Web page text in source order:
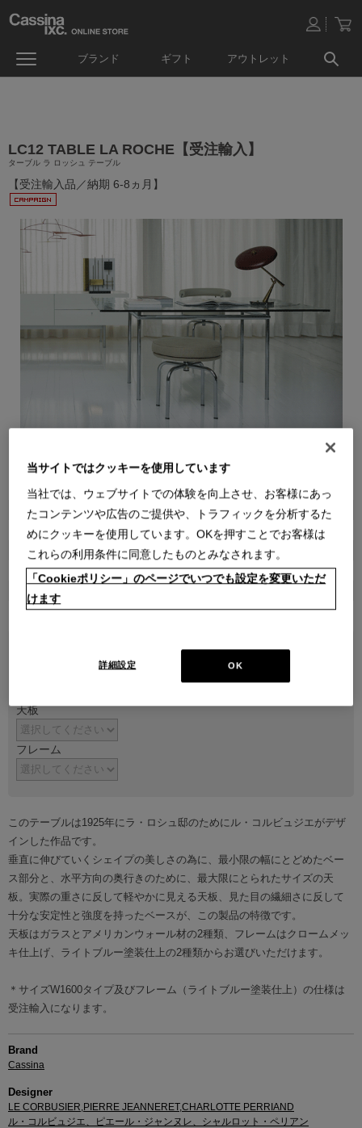
ブランド ギフト アウトレット
LC12 TABLE LA ROCHE【受注輸入】
ターブル ラ ロッシュ テーブル
【受注輸入品／納期 6-8ヵ月】
商品属性
家具
販売価格
￥742,500～ ￥1,445,400(通常価格 ￥825,000～￥1,606,000)
受注輸入
天板
フレーム
このテーブルは1925年にラ・ロシュ邸のためにル・コルビュジエがデザ
インした作品です。
垂直に伸びていくシェイプの美しさの為に、最小限の幅にとどめたベー
ス部分と、水平方向の奥行きのために、最大限にとられたサイズの天
板。実際の重さに反して軽やかに見える天板、見た目の繊細さに反して
十分な安定性と強度を持ったベースが、この製品の特徴です。
天板はガラスとアメリカンウォール材の2種類、フレームはクロームメッ
キ仕上げ、ライトブルー塗装仕上の2種類からお選びいただけます。
＊サイズW1600タイプ及びフレーム（ライトブルー塗装仕上）の仕様は
受注輸入になります。
Brand
Cassina
Designer
LE CORBUSIER,PIERRE JEANNERET,CHARLOTTE PERRIAND
ル・コルビュジエ、ピエール・ジャンヌレ、シャルロット・ペリアン
当サイトではクッキーを使用しています
当社では、ウェブサイトでの体験を向上させ、お客様にあっ
たコンテンツや広告のご提供や、トラフィックを分析するた
めにクッキーを使用しています。OKを押すことでお客様は
これらの利用条件に同意したものとみなされます。
「Cookieポリシー」のページでいつでも設定を変更いただ
けます
OK
詳細設定